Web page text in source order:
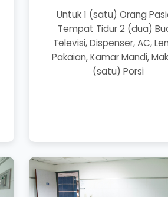
Untuk 1 (satu) Orang
Tempat Tidur 2 (dua)
Televisi, Dispenser, AC,
Pakaian, Kamar Mandi,
(satu) Porsi